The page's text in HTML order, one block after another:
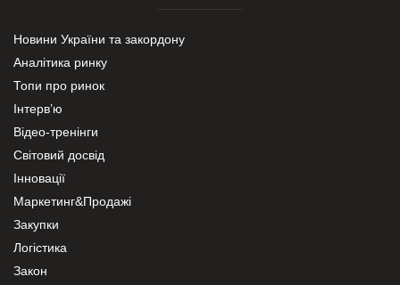
Новини України та закордону
Аналітика ринку
Топи про ринок
Інтерв’ю
Відео-тренінги
Світовий досвід
Інновації
Маркетинг&Продажі
Закупки
Логістика
Закон